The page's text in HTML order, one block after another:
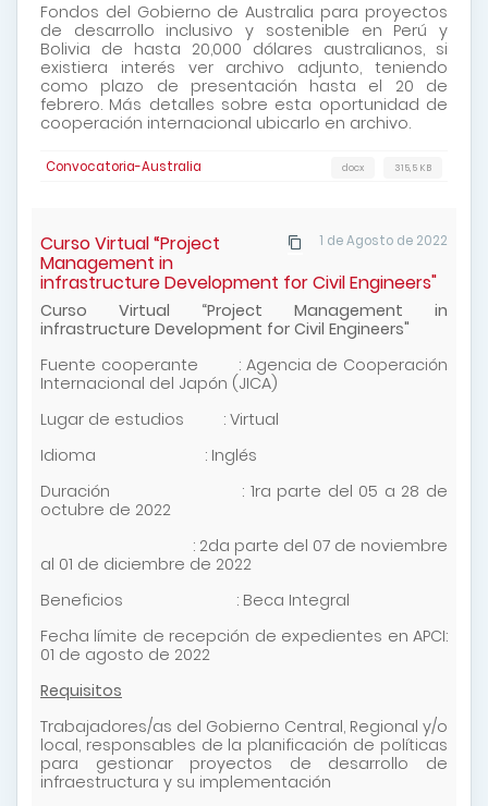
Fondos del Gobierno de Australia para proyectos
de desarrollo inclusivo y sostenible en Perú y
Bolivia de hasta 20,000 dólares australianos, si
existiera interés ver archivo adjunto, teniendo
como plazo de presentación hasta el 20 de
febrero. Más detalles sobre esta oportunidad de
cooperación internacional ubicarlo en archivo.
Convocatoria-Australia 315,5 KB
docx
1 de Agosto de 2022
Curso Virtual “Project
Management in
infrastructure Development for Civil Engineers"
Curso Virtual “Project Management in
infrastructure Development for Civil Engineers"
Fuente cooperante : Agencia de Cooperación
Internacional del Japón (JICA)
Lugar de estudios : Virtual
Idioma : Inglés
Duración : 1ra parte del 05 a 28 de
octubre de 2022
: 2da parte del 07 de noviembre
al 01 de diciembre de 2022
Beneficios : Beca Integral
Fecha límite de recepción de expedientes en APCI:
01 de agosto de 2022
Requisitos
Trabajadores/as del Gobierno Central, Regional y/o
local, responsables de la planificación de políticas
para gestionar proyectos de desarrollo de
infraestructura y su implementación